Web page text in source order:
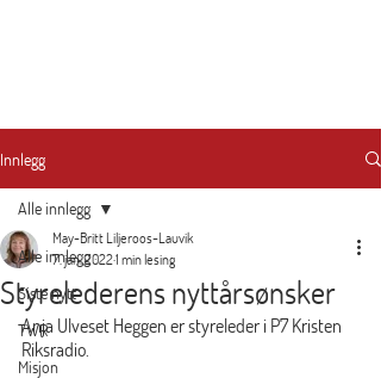
Innlegg
Alle innlegg
Siste nytt
TWR
Misjon
Alle innlegg
Styrelederens nyttårsønsker
May-Britt Liljeroos-Lauvik
7. jan. 20221 min lesing
Anja Ulveset Heggen er styreleder i P7 Kristen
Riksradio.